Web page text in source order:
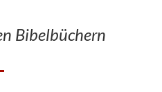
Bibelbüchern